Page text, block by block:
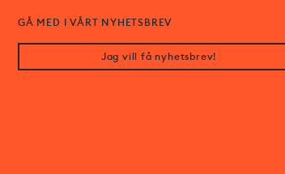
GÅ MED I VÅRT NYHETSBREV
Jag vill få nyhetsbrev!